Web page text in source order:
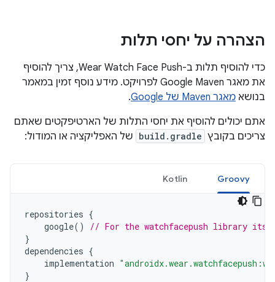
הצהרה על יחסי תלות
כדי להוסיף תלות ב-Wear Watch Face Push, צריך להוסיף
את מאגר Google Maven לפרויקט. מידע נוסף זמין במאמר
בנושא מאגר Maven של Google
.
אתם יכולים להוסיף את יחסי התלות של הארטיפקטים שאתם
צריכים בקובץ build.gradle של האפליקציה או המודול:
Groovy
Kotlin
repositories {
google()
// For the watchfacepush library
}
dependencies {
implementation
}